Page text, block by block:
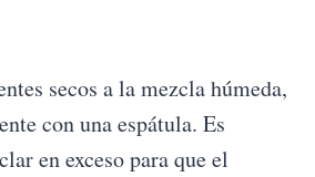
secos a la mezcla húmeda,
con una espátula. Es
en exceso para que el